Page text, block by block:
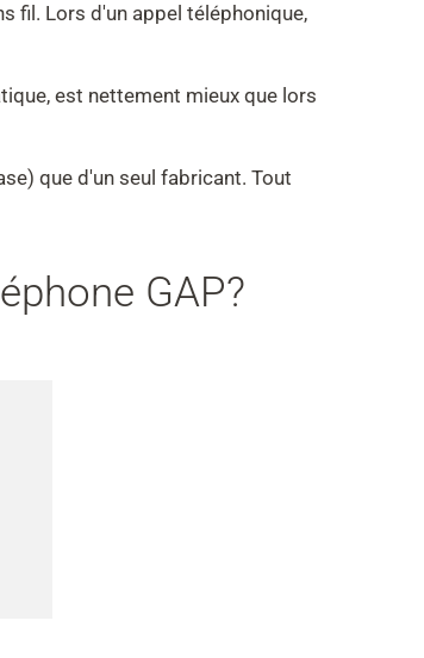
fil. Lors d'un appel téléphonique,
est nettement mieux que lors
que d'un seul fabricant. Tout
GAP?